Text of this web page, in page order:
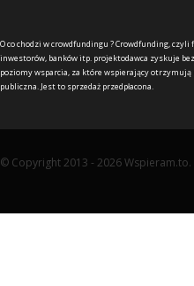
O co chodzi w crowdfundingu ?Crowdfunding, czyli
inwestorów, banków itp. projektodawca zyskuje
poziomy wsparcia, za które wspierający
publiczna. Jest to sprzedaż przedpłacona.
© Copyright 2013 - 2026